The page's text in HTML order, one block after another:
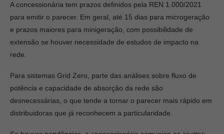
A concessionária tem prazos definidos pela REN 1.000/2021
para emitir o parecer. Em geral, até 15 dias para microgeração
e prazos maiores para minigeração, com possibilidade de
extensão se houver necessidade de estudos de impacto na
rede.
Para sistemas Grid Zero, parte das análises sobre fluxo de
potência e capacidade de absorção da rede são
desnecessárias, o que tende a tornar o parecer mais rápido em
distribuidoras que já reconhecem a particularidade.